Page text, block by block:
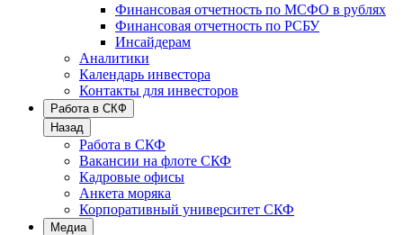
Финансовая отчетность по МСФО в рублях
Финансовая отчетность по РСБУ
Инсайдерам
Аналитики
Календарь инвестора
Контакты для инвесторов
Работа в СКФ
Назад
Работа в СКФ
Вакансии на флоте СКФ
Кадровые офисы
Анкета моряка
Корпоративный университет СКФ
Медиа